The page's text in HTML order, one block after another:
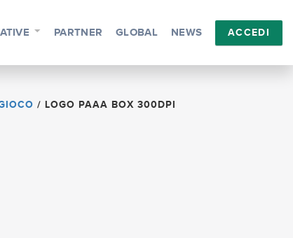
PARTNER GLOBAL NEWS ACCEDI
/ LOGO PAAA BOX 300DPI